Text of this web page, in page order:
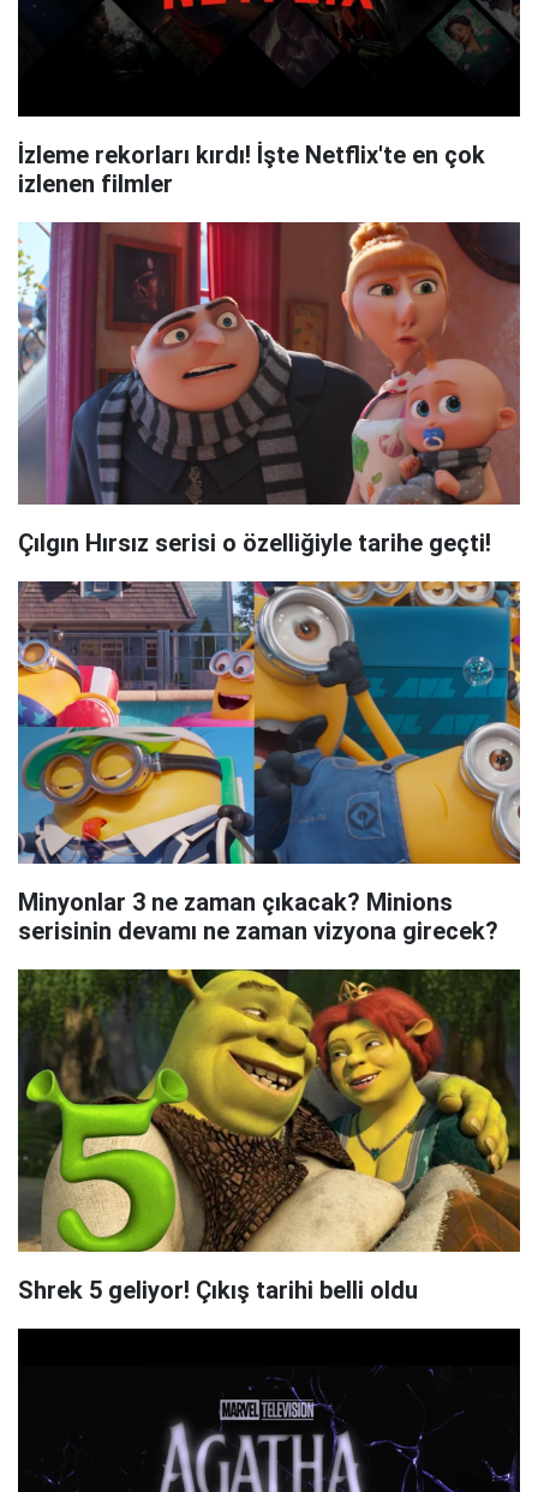
İzleme rekorları kırdı! İşte Netflix'te en çok
izlenen filmler
Çılgın Hırsız serisi o özelliğiyle tarihe geçti!
Minyonlar 3 ne zaman çıkacak? Minions
serisinin devamı ne zaman vizyona girecek?
Shrek 5 geliyor! Çıkış tarihi belli oldu